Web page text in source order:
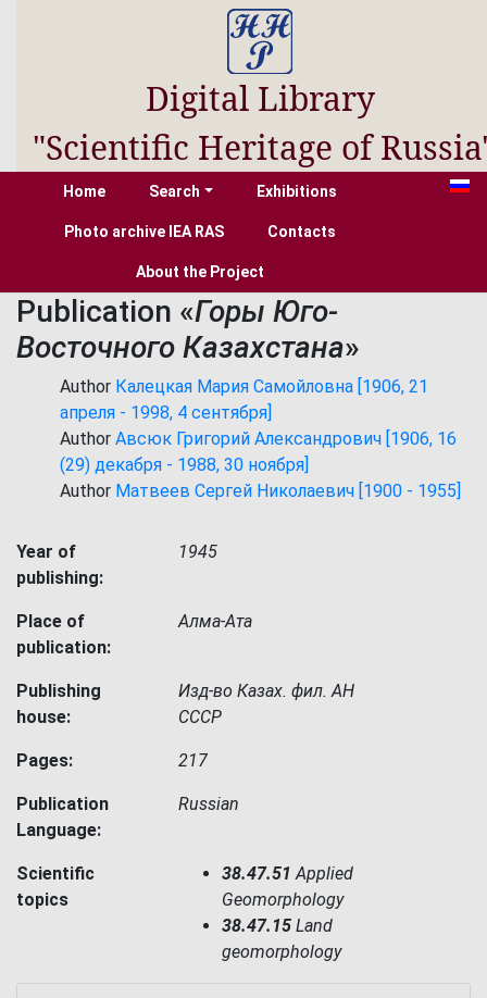
Digital Library
"Scientific Heritage of
Home Search Exhibitions
Photo archive IEA RAS Contacts
About the Project
Publication «Горы Юго-
Восточного Казахстана»
Author Калецкая Мария Самойловна [1906, 21
апреля - 1998, 4 сентября]
Author Авсюк Григорий Александрович [1906, 16
(29) декабря - 1988, 30 ноября]
Author Матвеев Сергей Николаевич [1900 - 1955]
Year of
publishing:
1945
Place of
publication:
Алма-Ата
Publishing
house:
Изд-во Казах. фил. АН
СССР
Pages: 217
Publication
Language:
Russian
Scientific
topics
38.47.51 Applied
Geomorphology
38.47.15 Land
geomorphology